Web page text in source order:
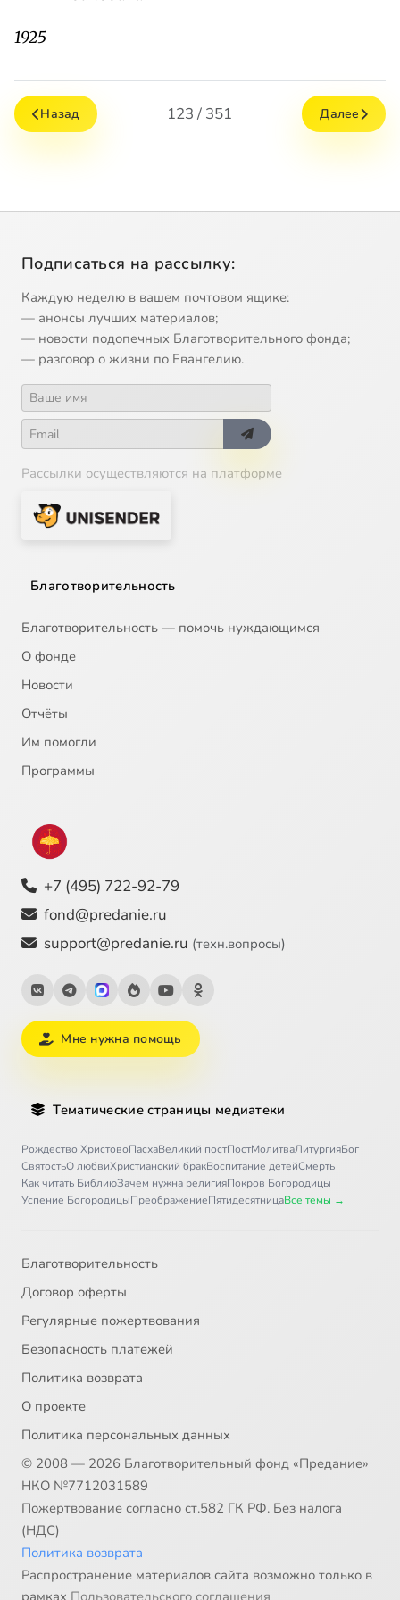
1925
Назад 123 / 351 Далее
Подписаться на рассылку:
Каждую неделю в вашем почтовом ящике:
— анонсы лучших материалов;
— новости подопечных Благотворительного фонда;
— разговор о жизни по Евангелию.
Рассылки осуществляются на платформе
Благотворительность
Благотворительность — помочь нуждающимся
О фонде
Новости
Отчёты
Им помогли
Программы
+7 (495) 722-92-79
fond@predanie.ru
support@predanie.ru (техн.вопросы)
Мне нужна помощь
Тематические страницы медиатеки
Рождество ХристовоПасхаВеликий постПостМолитваЛитургияБог
СвятостьО любвиХристианский бракВоспитание детейСмерть
Как читать БиблиюЗачем нужна религияПокров Богородицы
Успение БогородицыПреображениеПятидесятницаВсе темы →
Благотворительность
Договор оферты
Регулярные пожертвования
Безопасность платежей
Политика возврата
О проекте
Политика персональных данных
© 2008 — 2026 Благотворительный фонд «Предание»
НКО №7712031589
Пожертвование согласно ст.582 ГК РФ. Без налога
(НДС)
Политика возврата
Распространение материалов сайта возможно только в